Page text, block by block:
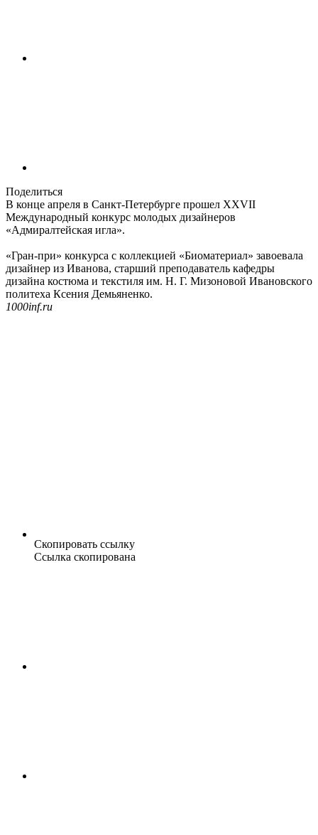
Поделиться
В конце апреля в Санкт-Петербурге прошел XXVII
Международный конкурс молодых дизайнеров
«Адмиралтейская игла».
«Гран-при» конкурса с коллекцией «Биоматериал» завоевала
дизайнер из Иванова, старший преподаватель кафедры
дизайна костюма и текстиля им. Н. Г. Мизоновой Ивановского
политеха Ксения Демьяненко.
1000inf.ru
Скопировать ссылку
Ссылка скопирована